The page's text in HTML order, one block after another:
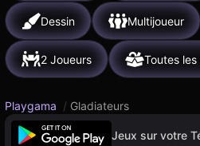
Dessin Multijoueur
2 Joueurs Toutes
Playgama / Gladiateurs
Jeux sur votre